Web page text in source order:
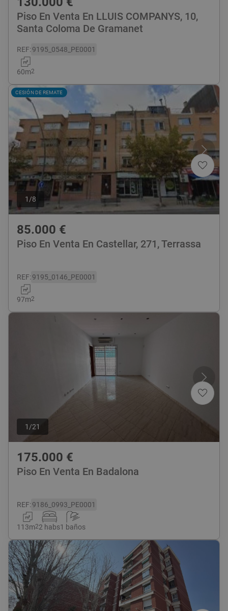
Piso En Venta En LLUIS COMPANYS, 10,
Santa Coloma De Gramanet
REF:9195_0548_PE0001
60m2
1 /8
CESIÓN DE REMATE
85.000 €
Piso En Venta En Castellar, 271, Terrassa
REF:9195_0146_PE0001
97m2
1 /21
175.000 €
Piso En Venta En Badalona
REF:9186_0993_PE0001
113m22 habs1 baños